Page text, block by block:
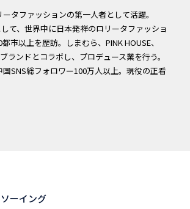
タファッションの第一人者として活躍。
て、世界中に日本発祥のロリータファッショ
市以上を歴訪。しまむら、PINK HOUSE、
ンドとコラボし、プロデュース業を行う。
SNS総フォロワー100万人以上。現役の正看
ソーイング